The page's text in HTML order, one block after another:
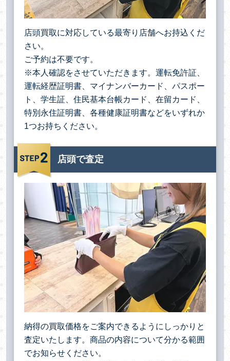
店頭買取に対応している最寄り店舗へお持込くだ
さい。
ご予約は不要です。
※本人確認をさせていただきます。運転免許証、
運転経歴証明書、マイナンバーカード、パスポー
ト、学生証、住民基本台帳カード、在留カード、
特別永住証明書、各種健康証明書などをいずれか
1つお持ちください。
店頭で査定
納得の買取価格をご案内できるようにしっかりと
査定いたします。商品の内容について分かる範囲
でお知らせください。